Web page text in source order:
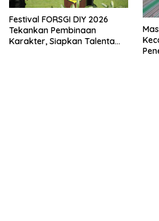
Festival FORSGI DIY 2026
Tekankan Pembinaan
Karakter, Siapkan Talenta